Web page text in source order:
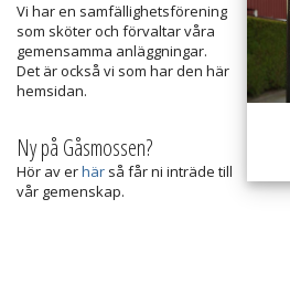
Vi har en samfällighetsförening
som sköter och förvaltar våra
gemensamma anläggningar.
Det är också vi som har den här
hemsidan.
Ny på Gåsmossen?
Hör av erhär så får ni inträde till
vår gemenskap.